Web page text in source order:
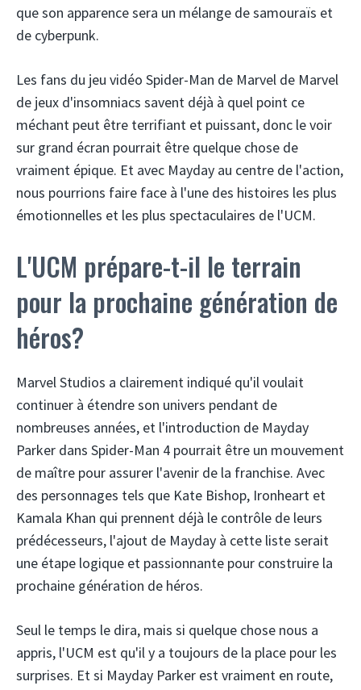
que son apparence sera un mélange de samouraïs et
de cyberpunk.
Les fans du jeu vidéo Spider-Man de Marvel de Marvel
de jeux d'insomniacs savent déjà à quel point ce
méchant peut être terrifiant et puissant, donc le voir
sur grand écran pourrait être quelque chose de
vraiment épique. Et avec Mayday au centre de l'action,
nous pourrions faire face à l'une des histoires les plus
émotionnelles et les plus spectaculaires de l'UCM.
L'UCM prépare-t-il le terrain
pour la prochaine génération de
héros?
Marvel Studios a clairement indiqué qu'il voulait
continuer à étendre son univers pendant de
nombreuses années, et l'introduction de Mayday
Parker dans Spider-Man 4 pourrait être un mouvement
de maître pour assurer l'avenir de la franchise. Avec
des personnages tels que Kate Bishop, Ironheart et
Kamala Khan qui prennent déjà le contrôle de leurs
prédécesseurs, l'ajout de Mayday à cette liste serait
une étape logique et passionnante pour construire la
prochaine génération de héros.
Seul le temps le dira, mais si quelque chose nous a
appris, l'UCM est qu'il y a toujours de la place pour les
surprises. Et si Mayday Parker est vraiment en route,